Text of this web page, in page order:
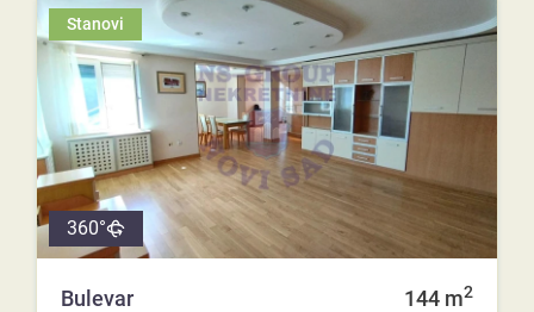
Stanovi
360°
Bulevar 144 m2